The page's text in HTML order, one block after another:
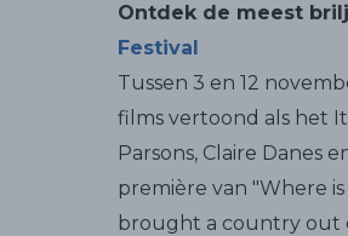
Ontdek de meest
Festival
Tussen 3 en 12
films vertoond als het
Parsons, Claire Danes
première van "Where
brought a country out